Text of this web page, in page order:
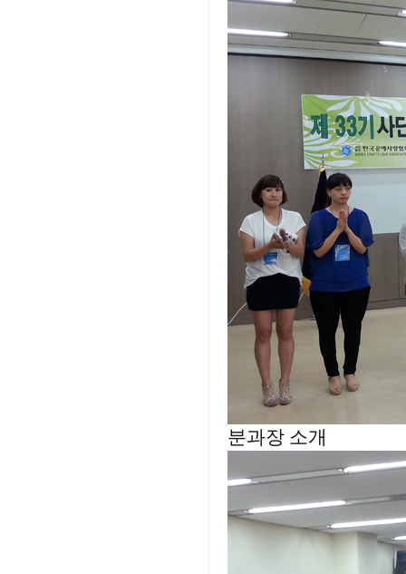
분과장 소개